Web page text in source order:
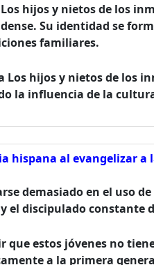
hijos y nietos de los
Su identidad se
familiares.
hijos y nietos de los
la influencia de la
hispana al evangelizar
demasiado en el uso
el discipulado constante
que estos jóvenes no
a la primera